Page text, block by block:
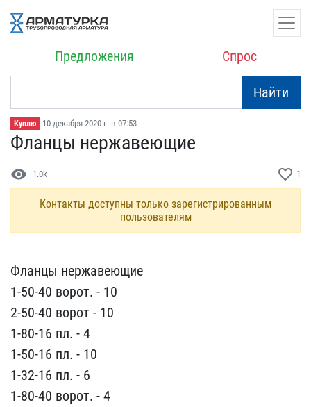
Предложения Спрос
Найти
Куплю 10 декабря 2020 г. в 07:53
Фланцы нержавеющие
visibility 1.0k favorite_border 1
Контакты доступны только зарегистрированным
пользователям
Фланцы нержавеющие
1-50-​40 ворот. - 10
2-50-40 в​орот - 10
1-80-16 пл. - ​4
1-50-16 пл. - 10
1-32-​16 пл. - 6
1-80-40 ворот​. - 4